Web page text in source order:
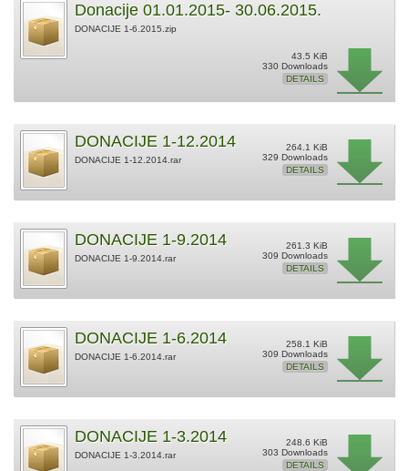
Donacije 01.01.2015- 30.06.2015.
DONACIJE 1-6.2015.zip
43.5 KiB
330 Downloads
DETAILS
DONACIJE 1-12.2014
DONACIJE 1-12.2014.rar
264.1 KiB
329 Downloads
DETAILS
DONACIJE 1-9.2014
DONACIJE 1-9.2014.rar
261.3 KiB
309 Downloads
DETAILS
DONACIJE 1-6.2014
DONACIJE 1-6.2014.rar
258.1 KiB
309 Downloads
DETAILS
DONACIJE 1-3.2014
DONACIJE 1-3.2014.rar
248.6 KiB
303 Downloads
DETAILS